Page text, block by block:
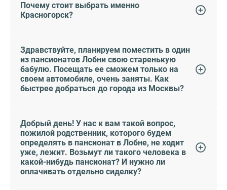
Почему стоит выбрать именно
Красногорск?
Здравствуйте, планируем поместить в один
из пансионатов Лобни свою старенькую
бабулю. Посещать ее сможем только на
своем автомобиле, очень заняты. Как
быстрее добраться до города из Москвы?
Добрый день! У нас к вам такой вопрос,
пожилой родственник, которого будем
определять в пансионат в Лобне, не ходит
уже, лежит. Возьмут ли такого человека в
какой-нибудь пансионат? И нужно ли
оплачивать отдельно сиделку?